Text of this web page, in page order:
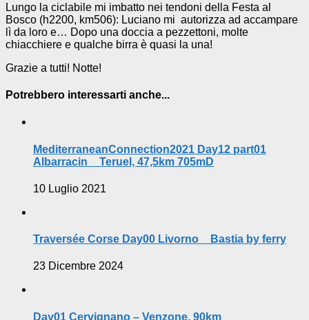
Lungo la ciclabile mi imbatto nei tendoni della Festa al
Bosco (h2200, km506): Luciano mi autorizza ad accampare
lì da loro e… Dopo una doccia a pezzettoni, molte
chiacchiere e qualche birra è quasi la una!
Grazie a tutti! Notte!
Potrebbero interessarti anche...
MediterraneanConnection2021 Day12 part01
Albarracin _ Teruel, 47,5km 705mD
10 Luglio 2021
Traversée Corse Day00 Livorno _ Bastia by ferry
23 Dicembre 2024
Day01 Cervignano – Venzone, 90km